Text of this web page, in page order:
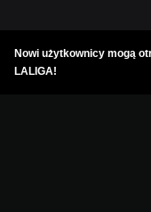
Nowi użytkownicy mogą
LALIGA!